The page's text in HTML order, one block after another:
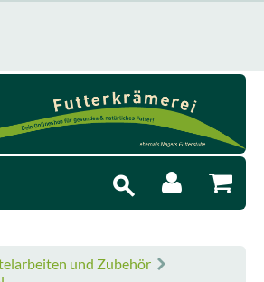
und Zubehör